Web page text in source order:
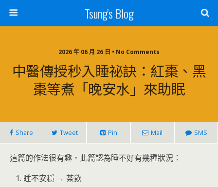
Tsung's Blog
2026 年 06 月 26 日 • No Comments
中醫傳授秒入睡祕訣：紅棗、黑
棗等煮「晚安水」來助眠
Share Tweet Pin Mail SMS
這篇的作法很有趣，此篇認為睡不好有幾種狀況：
睡不安穩 → 茶飲